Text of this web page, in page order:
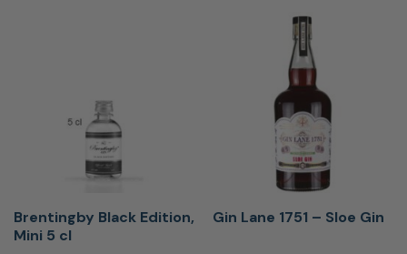
Brentingby Black Edition,
Mini 5 cl
Gin Lane 1751 – Sloe Gin